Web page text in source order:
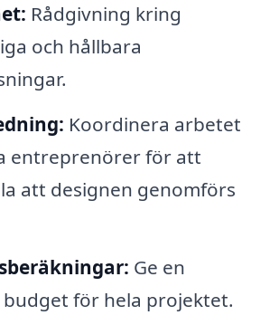
Rådgivning kring
och hållbara
Koordinera arbetet
entreprenörer för att
att designen genomförs
Ge en
budget för hela projektet.